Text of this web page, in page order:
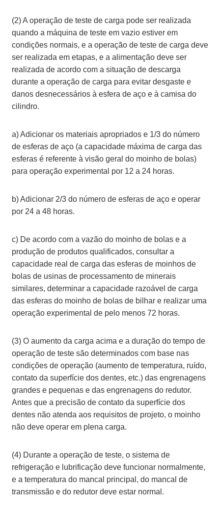
(2) A operação de teste de carga pode ser realizada
quando a máquina de teste em vazio estiver em
condições normais, e a operação de teste de carga deve
ser realizada em etapas, e a alimentação deve ser
realizada de acordo com a situação de descarga
durante a operação de carga para evitar desgaste e
danos desnecessários à esfera de aço e à camisa do
cilindro.
a) Adicionar os materiais apropriados e 1/3 do número
de esferas de aço (a capacidade máxima de carga das
esferas é referente à visão geral do moinho de bolas)
para operação experimental por 12 a 24 horas.
b) Adicionar 2/3 do número de esferas de aço e operar
por 24 a 48 horas.
c) De acordo com a vazão do moinho de bolas e a
produção de produtos qualificados, consultar a
capacidade real de carga das esferas de moinhos de
bolas de usinas de processamento de minerais
similares, determinar a capacidade razoável de carga
das esferas do moinho de bolas de bilhar e realizar uma
operação experimental de pelo menos 72 horas.
(3) O aumento da carga acima e a duração do tempo de
operação de teste são determinados com base nas
condições de operação (aumento de temperatura, ruído,
contato da superfície dos dentes, etc.) das engrenagens
grandes e pequenas e das engrenagens do redutor.
Antes que a precisão de contato da superfície dos
dentes não atenda aos requisitos de projeto, o moinho
não deve operar em plena carga.
(4) Durante a operação de teste, o sistema de
refrigeração e lubrificação deve funcionar normalmente,
e a temperatura do mancal principal, do mancal de
transmissão e do redutor deve estar normal.